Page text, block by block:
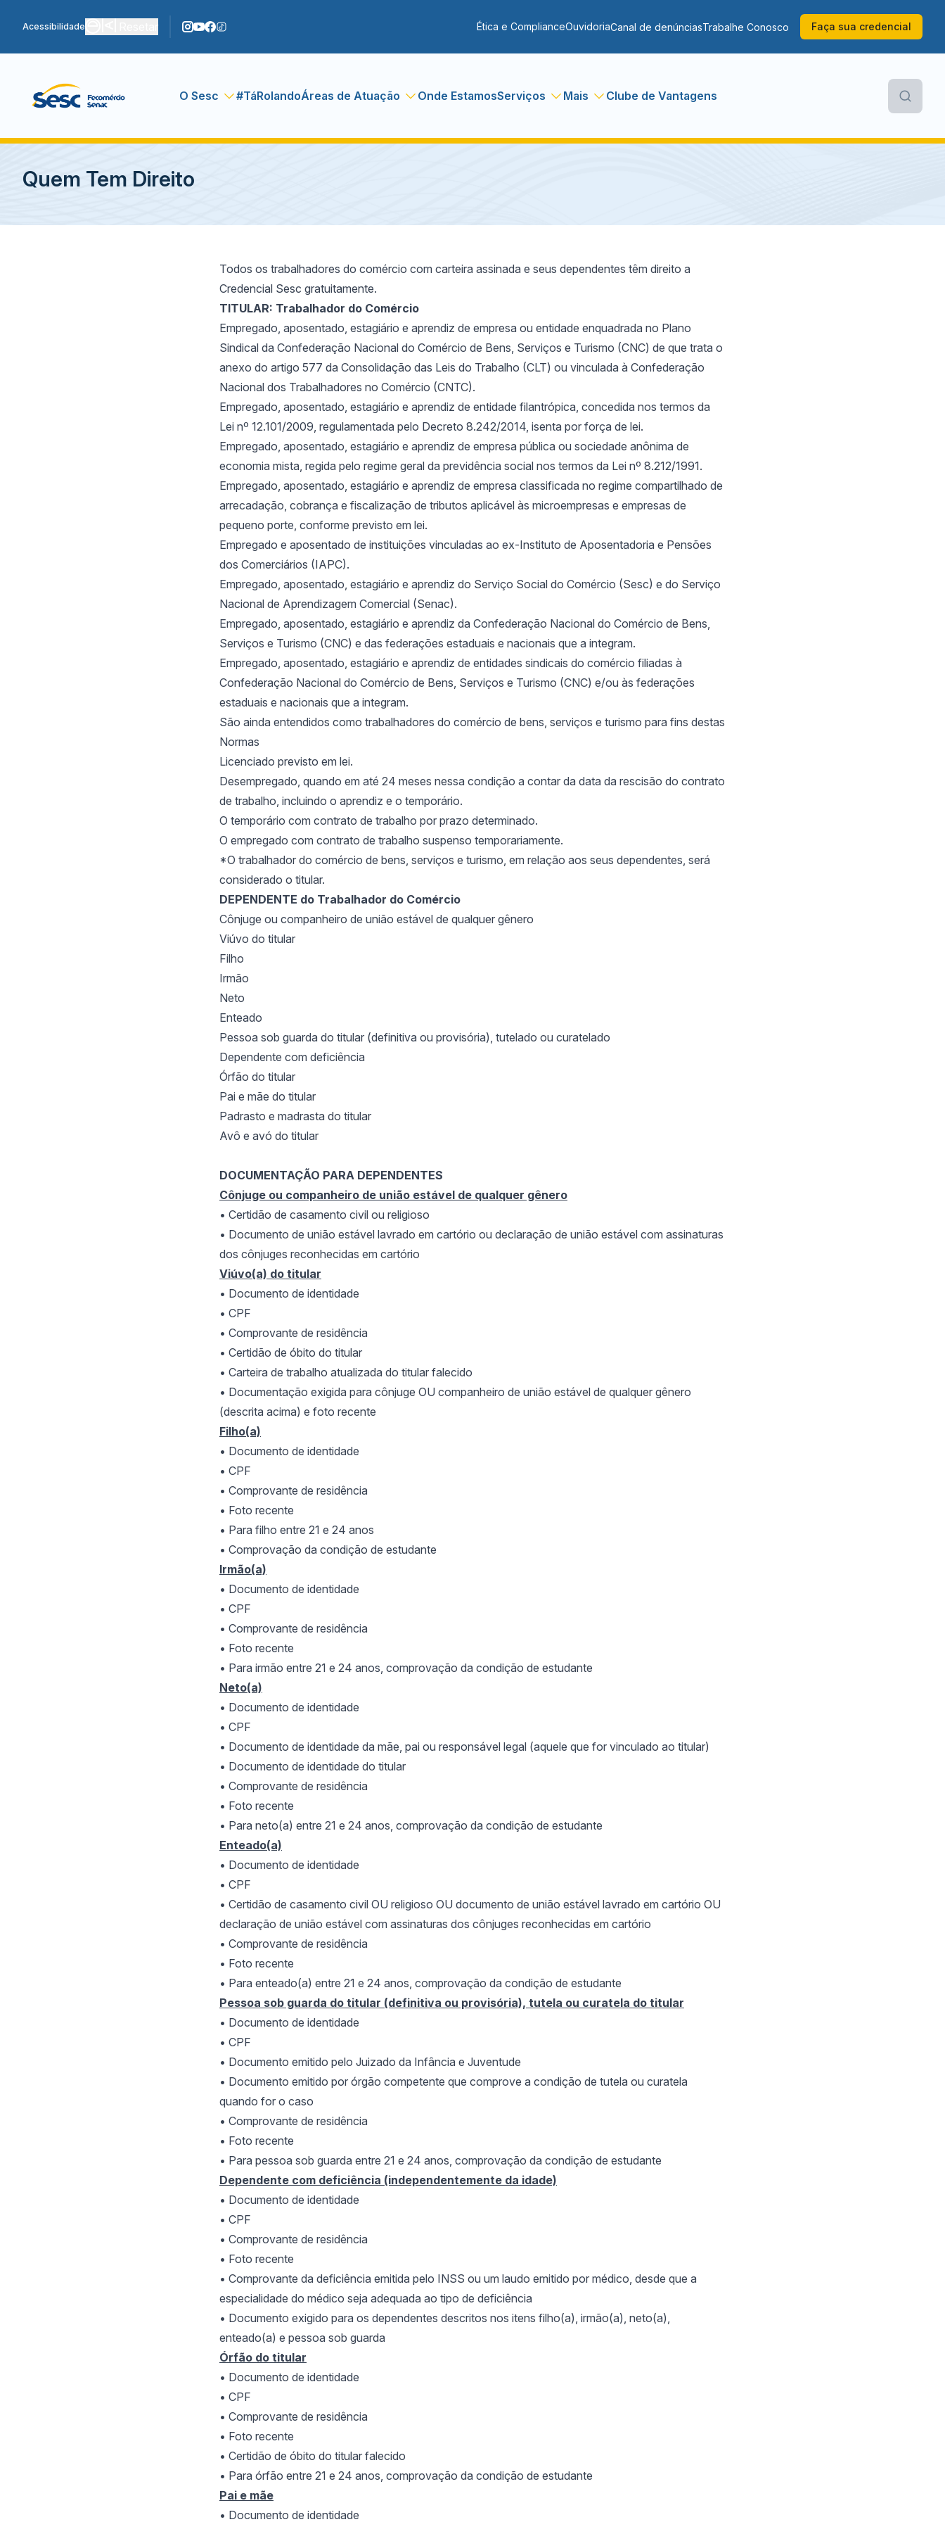
Acessibilidade Ética e ComplianceOuvidoriaCanal de denúnciasTrabalhe Conosco Faça sua credencial
O Sesc #TáRolandoÁreas de Atuação Onde EstamosServiços Mais Clube de Vantagens
Quem Tem Direito
Todos os trabalhadores do comércio com carteira assinada e seus dependentes têm direito a
Credencial Sesc gratuitamente.
TITULAR: Trabalhador do Comércio
Empregado, aposentado, estagiário e aprendiz de empresa ou entidade enquadrada no Plano
Sindical da Confederação Nacional do Comércio de Bens, Serviços e Turismo (CNC) de que trata o
anexo do artigo 577 da Consolidação das Leis do Trabalho (CLT) ou vinculada à Confederação
Nacional dos Trabalhadores no Comércio (CNTC).
Empregado, aposentado, estagiário e aprendiz de entidade filantrópica, concedida nos termos da
Lei nº 12.101/2009, regulamentada pelo Decreto 8.242/2014, isenta por força de lei.
Empregado, aposentado, estagiário e aprendiz de empresa pública ou sociedade anônima de
economia mista, regida pelo regime geral da previdência social nos termos da Lei nº 8.212/1991.
Empregado, aposentado, estagiário e aprendiz de empresa classificada no regime compartilhado de
arrecadação, cobrança e fiscalização de tributos aplicável às microempresas e empresas de
pequeno porte, conforme previsto em lei.
Empregado e aposentado de instituições vinculadas ao ex-Instituto de Aposentadoria e Pensões
dos Comerciários (IAPC).
Empregado, aposentado, estagiário e aprendiz do Serviço Social do Comércio (Sesc) e do Serviço
Nacional de Aprendizagem Comercial (Senac).
Empregado, aposentado, estagiário e aprendiz da Confederação Nacional do Comércio de Bens,
Serviços e Turismo (CNC) e das federações estaduais e nacionais que a integram.
Empregado, aposentado, estagiário e aprendiz de entidades sindicais do comércio filiadas à
Confederação Nacional do Comércio de Bens, Serviços e Turismo (CNC) e/ou às federações
estaduais e nacionais que a integram.
São ainda entendidos como trabalhadores do comércio de bens, serviços e turismo para fins destas
Normas
Licenciado previsto em lei.
Desempregado, quando em até 24 meses nessa condição a contar da data da rescisão do contrato
de trabalho, incluindo o aprendiz e o temporário.
O temporário com contrato de trabalho por prazo determinado.
O empregado com contrato de trabalho suspenso temporariamente.
*O trabalhador do comércio de bens, serviços e turismo, em relação aos seus dependentes, será
considerado o titular.
DEPENDENTE do Trabalhador do Comércio
Cônjuge ou companheiro de união estável de qualquer gênero
Viúvo do titular
Filho
Irmão
Neto
Enteado
Pessoa sob guarda do titular (definitiva ou provisória), tutelado ou curatelado
Dependente com deficiência
Órfão do titular
Pai e mãe do titular
Padrasto e madrasta do titular
Avô e avó do titular
DOCUMENTAÇÃO PARA DEPENDENTES
Cônjuge ou companheiro de união estável de qualquer gênero
• Certidão de casamento civil ou religioso
• Documento de união estável lavrado em cartório ou declaração de união estável com assinaturas
dos cônjuges reconhecidas em cartório
Viúvo(a) do titular
• Documento de identidade
• CPF
• Comprovante de residência
• Certidão de óbito do titular
• Carteira de trabalho atualizada do titular falecido
• Documentação exigida para cônjuge OU companheiro de união estável de qualquer gênero
(descrita acima) e foto recente
Filho(a)
• Documento de identidade
• CPF
• Comprovante de residência
• Foto recente
• Para filho entre 21 e 24 anos
• Comprovação da condição de estudante
Irmão(a)
• Documento de identidade
• CPF
• Comprovante de residência
• Foto recente
• Para irmão entre 21 e 24 anos, comprovação da condição de estudante
Neto(a)
• Documento de identidade
• CPF
• Documento de identidade da mãe, pai ou responsável legal (aquele que for vinculado ao titular)
• Documento de identidade do titular
• Comprovante de residência
• Foto recente
• Para neto(a) entre 21 e 24 anos, comprovação da condição de estudante
Enteado(a)
• Documento de identidade
• CPF
• Certidão de casamento civil OU religioso OU documento de união estável lavrado em cartório OU
declaração de união estável com assinaturas dos cônjuges reconhecidas em cartório
• Comprovante de residência
• Foto recente
• Para enteado(a) entre 21 e 24 anos, comprovação da condição de estudante
Pessoa sob guarda do titular (definitiva ou provisória), tutela ou curatela do titular
• Documento de identidade
• CPF
• Documento emitido pelo Juizado da Infância e Juventude
• Documento emitido por órgão competente que comprove a condição de tutela ou curatela
quando for o caso
• Comprovante de residência
• Foto recente
• Para pessoa sob guarda entre 21 e 24 anos, comprovação da condição de estudante
Dependente com deficiência (independentemente da idade)
• Documento de identidade
• CPF
• Comprovante de residência
• Foto recente
• Comprovante da deficiência emitida pelo INSS ou um laudo emitido por médico, desde que a
especialidade do médico seja adequada ao tipo de deficiência
• Documento exigido para os dependentes descritos nos itens filho(a), irmão(a), neto(a),
enteado(a) e pessoa sob guarda
Órfão do titular
• Documento de identidade
• CPF
• Comprovante de residência
• Foto recente
• Certidão de óbito do titular falecido
• Para órfão entre 21 e 24 anos, comprovação da condição de estudante
Pai e mãe
• Documento de identidade